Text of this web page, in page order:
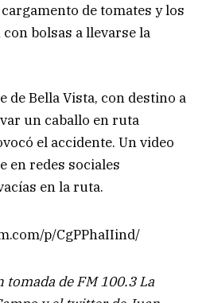
de tomates y los
bolsas a llevarse la
de Bella Vista, con destino a
un caballo en ruta
el accidente. Un video
en redes sociales
en la ruta.
p/CgPPhaIIind/
de FM 100.3 La